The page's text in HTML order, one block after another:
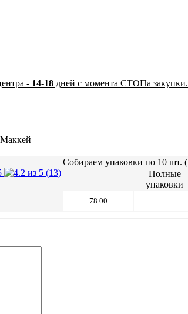
- 14-18 дней с момента СТОПа закупки.
(13)
Собираем упаковки по 10 шт. (
Полные
упаковки
78.00